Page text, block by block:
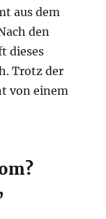
aus dem
den
dieses
Trotz der
von einem